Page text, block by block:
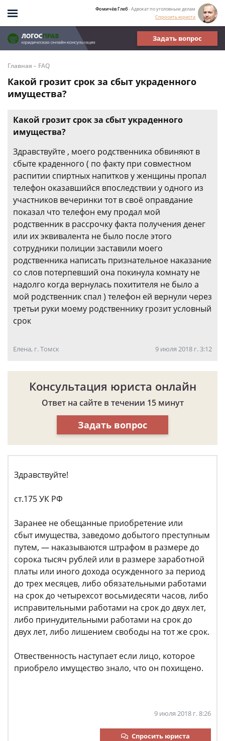
Фомичёв Глеб- Адвокат по уголовным делам
Спросить юриста
Задать вопрос
Главная - FAQ
Какой грозит срок за сбыт украденного
имущества?
Какой грозит срок за сбыт украденного
имущества?
Здравствуйте , моего родственника обвиняют в
сбыте краденного ( по факту при совместном
распитии спиртных напитков у женщины пропал
телефон оказавшийся впоследствии у одного из
участников вечеринки тот в своё оправдание
показал что телефон ему продал мой
родственник в рассрочку факта получения денег
или их эквивалента не было после этого
сотрудники полиции заставили моего
родственника написать признательное наказание
со слов потерпевший она покинула комнату не
надолго когда вернулась похитителя не было а
мой родственник спал ) телефон ей вернули через
третьи руки моему родственнику грозит условный
срок
Елена, г. Томск 9 июля 2018 г. 3:12
Консультация юриста онлайн
Ответ на сайте в течении 15 минут
Задать вопрос
Здравствуйте!
ст.175 УК РФ
Заранее не обещанные приобретение или
сбыт имущества, заведомо добытого преступным
путем, — наказываются штрафом в размере до
сорока тысяч рублей или в размере заработной
платы или иного дохода осужденного за период
до трех месяцев, либо обязательными работами
на срок до четырехсот восьмидесяти часов, либо
исправительными работами на срок до двух лет,
либо принудительными работами на срок до
двух лет, либо лишением свободы на тот же срок.
Отвественность наступает если лицо, которое
приобрело имущество знало, что он похищено.
9 июля 2018 г. 8:26
Спросить юриста